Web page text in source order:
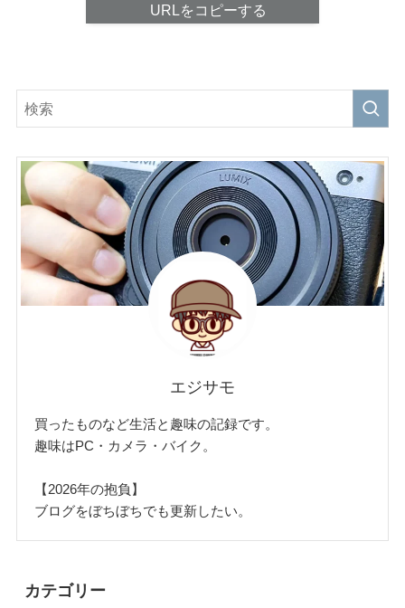
URLをコピーする
エジサモ
買ったものなど生活と趣味の記録です。
趣味はPC・カメラ・バイク。
【2026年の抱負】
ブログをぼちぼちでも更新したい。
カテゴリー